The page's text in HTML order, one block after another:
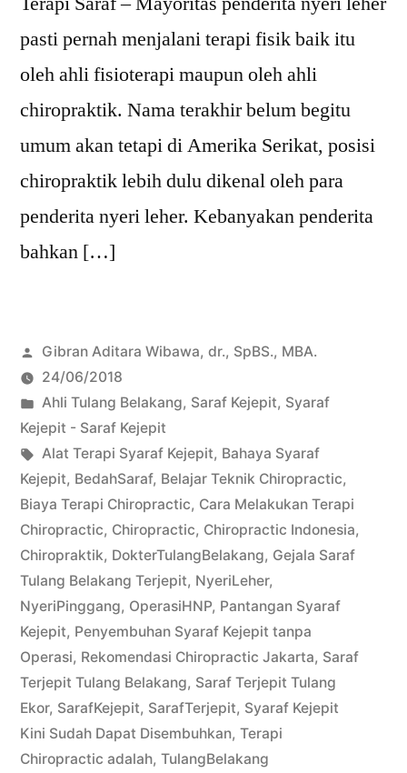
pasti pernah menjalani terapi fisik baik itu
oleh ahli fisioterapi maupun oleh ahli
chiropraktik. Nama terakhir belum begitu
umum akan tetapi di Amerika Serikat, posisi
chiropraktik lebih dulu dikenal oleh para
penderita nyeri leher. Kebanyakan penderita
bahkan […]
Posted
by
Gibran Aditara Wibawa, dr., SpBS., MBA.
24/06/2018
Posted
in
Ahli Tulang Belakang, Saraf Kejepit, Syaraf
Kejepit - Saraf Kejepit
Tags:
Alat Terapi Syaraf Kejepit, Bahaya Syaraf
Kejepit, BedahSaraf, Belajar Teknik Chiropractic,
Biaya Terapi Chiropractic, Cara Melakukan Terapi
Chiropractic, Chiropractic, Chiropractic Indonesia,
Chiropraktik, DokterTulangBelakang, Gejala Saraf
Tulang Belakang Terjepit, NyeriLeher,
NyeriPinggang, OperasiHNP, Pantangan Syaraf
Kejepit, Penyembuhan Syaraf Kejepit tanpa
Operasi, Rekomendasi Chiropractic Jakarta, Saraf
Terjepit Tulang Belakang, Saraf Terjepit Tulang
Ekor, SarafKejepit, SarafTerjepit, Syaraf Kejepit
Kini Sudah Dapat Disembuhkan, Terapi
Chiropractic adalah, TulangBelakang